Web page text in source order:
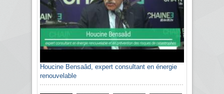
Houcine Bensaâd, expert consultant en énergie
renouvelable